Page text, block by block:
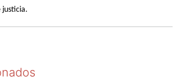
justicia.